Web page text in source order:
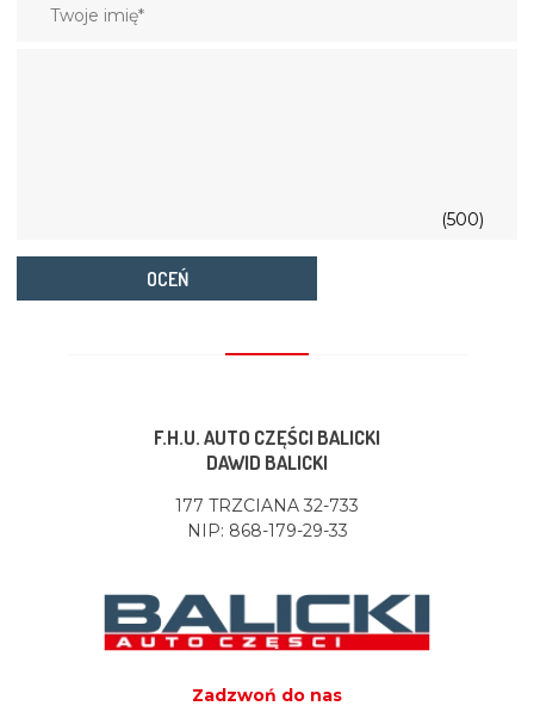
(500)
OCEŃ
F.H.U. AUTO CZĘŚCI BALICKI
DAWID BALICKI
177 TRZCIANA 32-733
NIP: 868-179-29-33
Zadzwoń do nas